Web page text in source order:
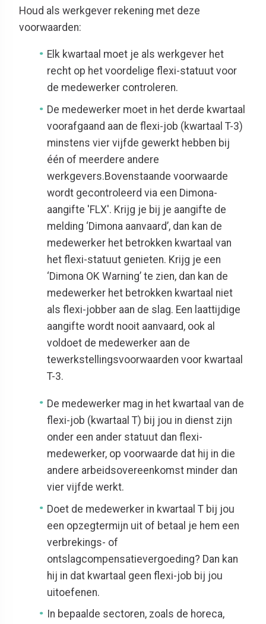
Houd als werkgever rekening met deze
voorwaarden:
Elk kwartaal moet je als werkgever het
recht op het voordelige flexi-statuut voor
de medewerker controleren.
De medewerker moet in het derde kwartaal
voorafgaand aan de flexi-job (kwartaal T-3)
minstens vier vijfde gewerkt hebben bij
één of meerdere andere
werkgevers.Bovenstaande voorwaarde
wordt gecontroleerd via een Dimona-
aangifte 'FLX'. Krijg je bij je aangifte de
melding ‘Dimona aanvaard’, dan kan de
medewerker het betrokken kwartaal van
het flexi-statuut genieten. Krijg je een
‘Dimona OK Warning’ te zien, dan kan de
medewerker het betrokken kwartaal niet
als flexi-jobber aan de slag. Een laattijdige
aangiftewordt nooit aanvaard, ook al
voldoet de medewerker aan de
tewerkstellingsvoorwaarden voor kwartaal
T-3.
De medewerker mag in het kwartaal van de
flexi-job (kwartaal T) bij jou in dienst zijn
onder een ander statuut dan flexi-
medewerker, op voorwaarde dat hij in die
andere arbeidsovereenkomst minder dan
vier vijfde werkt.
Doet de medewerker in kwartaal T bij jou
een opzegtermijn uit of betaal je hem een
verbrekings- of
ontslagcompensatievergoeding? Dan kan
hij in dat kwartaal geen flexi-job bij jou
uitoefenen.
In bepaalde sectoren, zoals de horeca,